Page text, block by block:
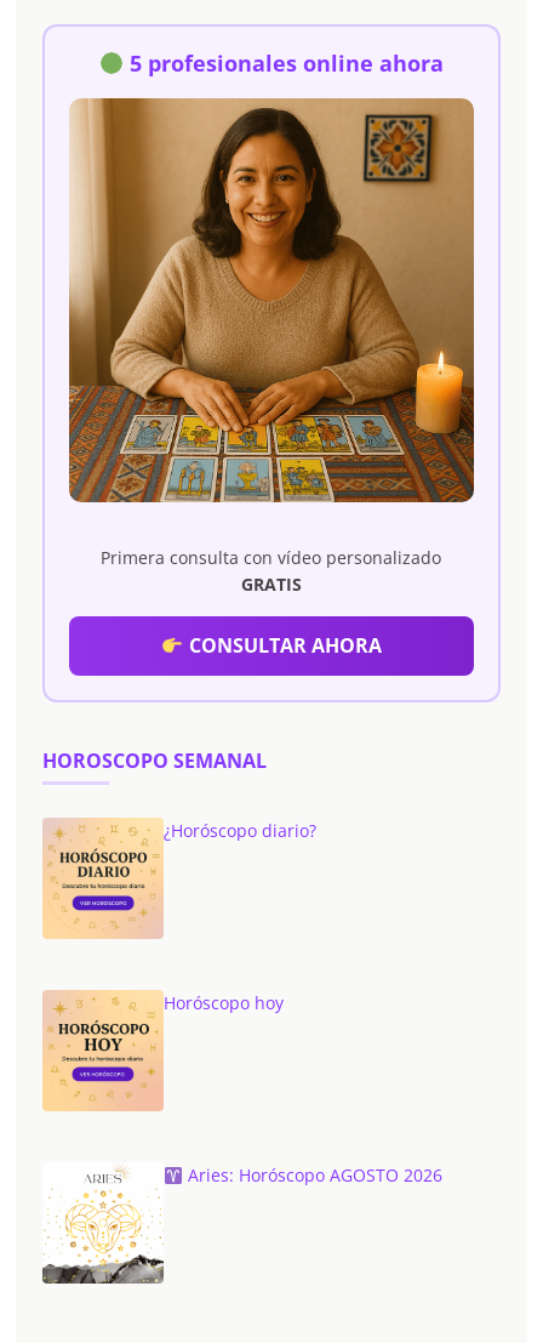
5 profesionales online ahora
Primera consulta con vídeo personalizado
GRATIS
CONSULTAR AHORA
HOROSCOPO SEMANAL
¿Horóscopo diario?
Horóscopo hoy
Aries: Horóscopo AGOSTO 2026